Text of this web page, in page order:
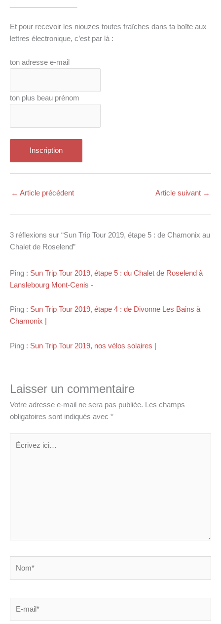
Et pour recevoir les niouzes toutes fraîches dans ta boîte aux
lettres électronique, c’est par là :
ton adresse e-mail
ton plus beau prénom
← Article précédent Article suivant →
3 réflexions sur “Sun Trip Tour 2019, étape 5 : de Chamonix au
Chalet de Roselend”
Ping : Sun Trip Tour 2019, étape 5 : du Chalet de Roselend à
Lanslebourg Mont-Cenis -
Ping : Sun Trip Tour 2019, étape 4 : de Divonne Les Bains à
Chamonix |
Ping : Sun Trip Tour 2019, nos vélos solaires |
Laisser un commentaire
Votre adresse e-mail ne sera pas publiée. Les champs
obligatoires sont indiqués avec *
Écrivez